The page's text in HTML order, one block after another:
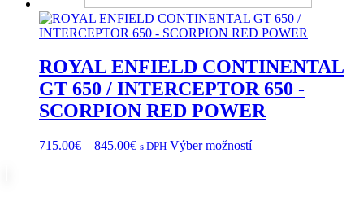
155.00€.143.00€.
viacero
variantov.
Možnosti
môžete
vybrať
na
stránke
ROYAL ENFIELD CONTINENTAL
GT 650 / INTERCEPTOR 650 -
SCORPION RED POWER
715.00€ – 845.00€Price
s DPH Výber možnostíTento